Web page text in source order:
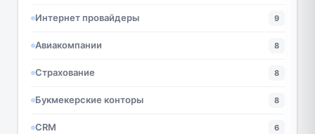
Интернет провайдеры 9
Авиакомпании 8
Страхование 8
Букмекерские конторы 8
CRM 6